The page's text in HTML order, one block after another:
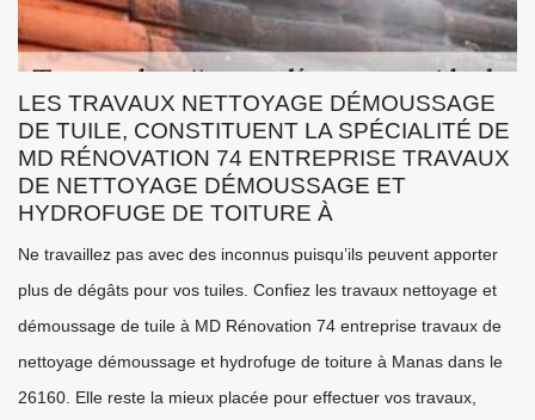
LES TRAVAUX NETTOYAGE DÉMOUSSAGE
DE TUILE, CONSTITUENT LA SPÉCIALITÉ DE
MD RÉNOVATION 74 ENTREPRISE TRAVAUX
DE NETTOYAGE DÉMOUSSAGE ET
HYDROFUGE DE TOITURE À
Ne travaillez pas avec des inconnus puisqu’ils peuvent apporter
plus de dégâts pour vos tuiles. Confiez les travaux nettoyage et
démoussage de tuile à MD Rénovation 74 entreprise travaux de
nettoyage démoussage et hydrofuge de toiture à Manas dans le
26160. Elle reste la mieux placée pour effectuer vos travaux,